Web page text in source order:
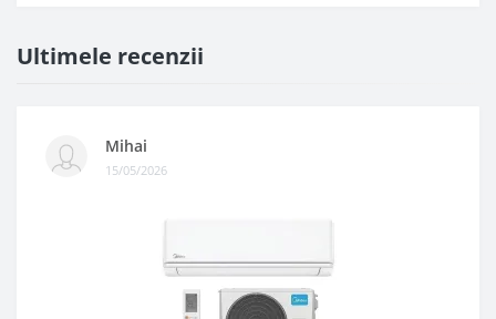
Ultimele recenzii
Mihai
15/05/2026